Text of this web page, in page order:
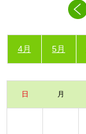
4月 5月
日 月